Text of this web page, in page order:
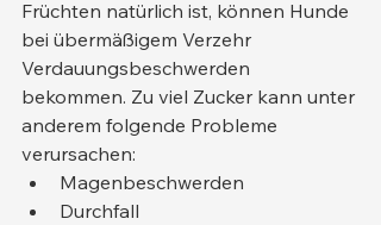
Früchten natürlich ist, können Hunde
bei übermäßigem Verzehr
Verdauungsbeschwerden
bekommen. Zu viel Zucker kann unter
anderem folgende Probleme
verursachen:
Magenbeschwerden
Durchfall